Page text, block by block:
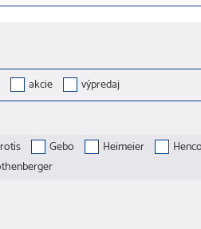
akcie výpredaj
Gebo Heimeier Henco